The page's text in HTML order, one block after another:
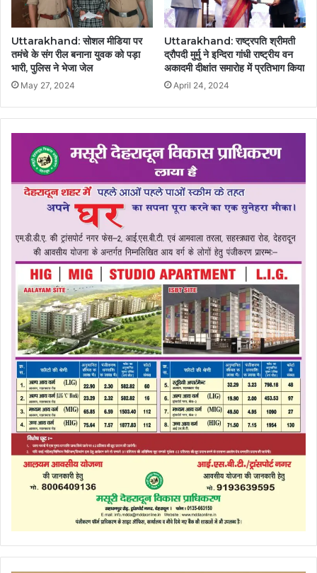
Uttarakhand: सोशल मीडिया पर
तमंचे के संग रील बनाना युवक को पड़ा
भारी, पुलिस ने भेजा जेल
May 27, 2024
Uttarakhand: राष्ट्रपति श्रीमती
द्रौपदी मुर्मु ने इन्दिरा गांधी राष्ट्रीय वन
अकादमी दीक्षांत समारोह में प्रतिभाग किया
April 24, 2024